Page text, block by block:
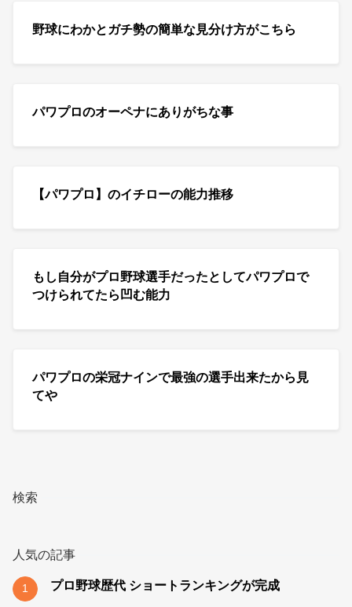
野球にわかとガチ勢の簡単な見分け方がこちら
パワプロのオーペナにありがちな事
【パワプロ】のイチローの能力推移
もし自分がプロ野球選手だったとしてパワプロで
つけられてたら凹む能力
パワプロの栄冠ナインで最強の選手出来たから見
てや
検索
人気の記事
1 プロ野球歴代 ショートランキングが完成